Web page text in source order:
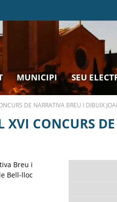
MUNICIPI SEU
DE NARRATIVA BREU I DIBUIX
XVI CONCURS
Breu i
Bell-lloc